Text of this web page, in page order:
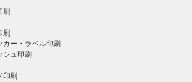
刷
刷
カー・ラベル印刷
シュ印刷
印刷